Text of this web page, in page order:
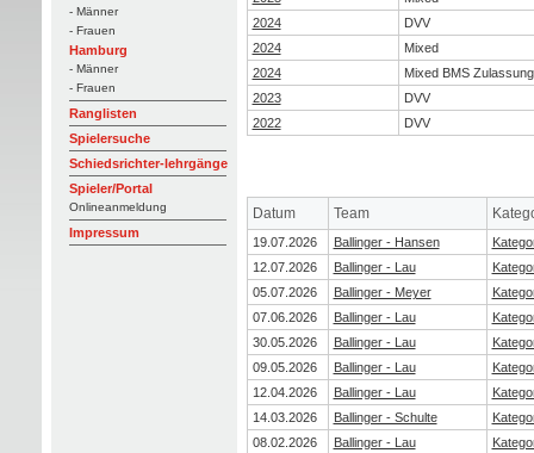
- Männer
- Frauen
Hamburg
- Männer
- Frauen
Ranglisten
Spielersuche
Schiedsrichter-lehrgänge
Spieler/Portal
Onlineanmeldung
Impressum
2024
DVV
2024
Mixed
2024
Mixed BMS Zulassung
2023
DVV
2022
DVV
Datum Team
19.07.2026 Ballinger - Hansen
12.07.2026
Ballinger - Lau
05.07.2026
Ballinger - Meyer
07.06.2026
Ballinger - Lau
30.05.2026
Ballinger - Lau
09.05.2026
Ballinger - Lau
12.04.2026
Ballinger - Lau
14.03.2026
Ballinger - Schulte
08.02.2026
Ballinger - Lau